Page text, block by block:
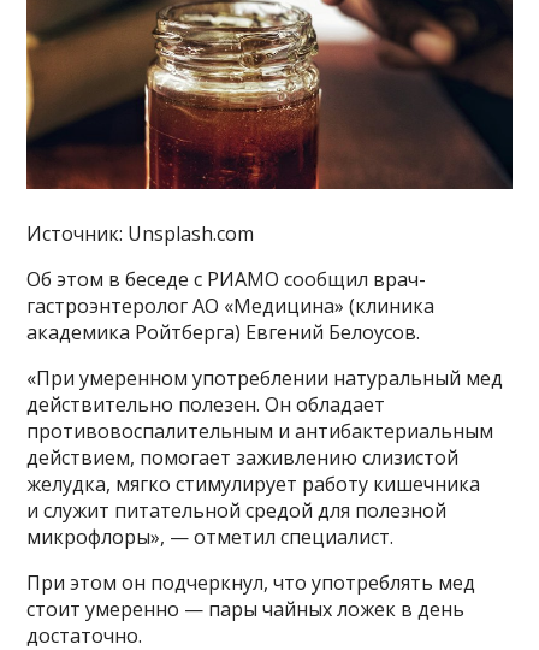
Источник: Unsplash.com
Об этом в беседе с РИАМО сообщил врач-
гастроэнтеролог АО «Медицина» (клиника
академика Ройтберга) Евгений Белоусов.
«При умеренном употреблении натуральный мед
действительно полезен. Он обладает
противовоспалительным и антибактериальным
действием, помогает заживлению слизистой
желудка, мягко стимулирует работу кишечника
и служит питательной средой для полезной
микрофлоры», — отметил специалист.
При этом он подчеркнул, что употреблять мед
стоит умеренно — пары чайных ложек в день
достаточно.